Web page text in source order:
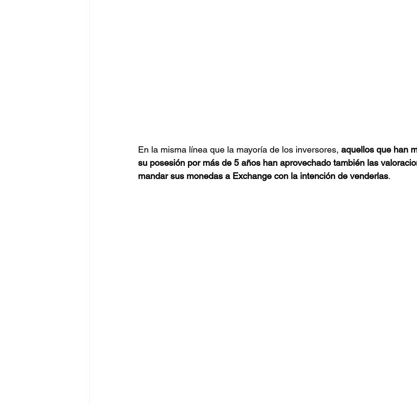
En la misma línea que la mayoría de los inversores, aquellos que han
su posesión por más de 5 años han aprovechado también las
mandar sus monedas a Exchange con la intención de venderlas.